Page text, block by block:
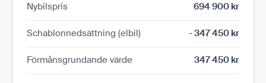
Nybilspris 694 900 kr
Schablonnedsättning (elbil) - 347 450 kr
Förmånsgrundande värde 347 450 kr